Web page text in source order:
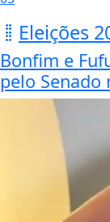
Eleições
Bonfim e
pelo Senado